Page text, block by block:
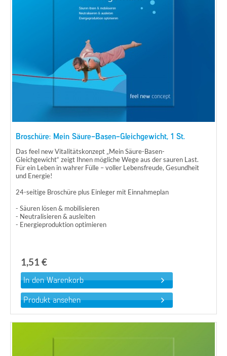
Broschüre: Mein Säure-Basen-Gleichgewicht, 1 St.
Das feel new Vitalitätskonzept „Mein Säure-Basen-
Gleichgewicht“ zeigt Ihnen mögliche Wege aus der sauren Last.
Für ein Leben in wahrer Fülle – voller Lebensfreude, Gesundheit
und Energie!
24-seitige Broschüre plus Einleger mit Einnahmeplan
- Säuren lösen & mobilisieren
- Neutralisieren & ausleiten
- Energieproduktion optimieren
1,51 €
Produkt ansehen